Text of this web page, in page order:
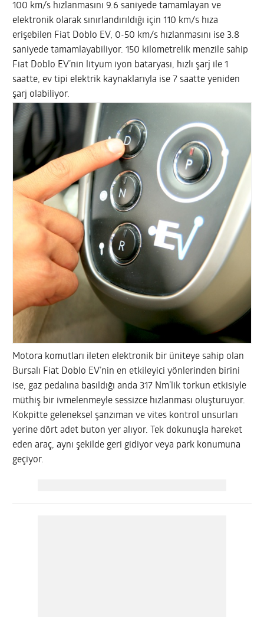
100 km/s hızlanmasını 9.6 saniyede tamamlayan ve
elektronik olarak sınırlandırıldığı için 110 km/s hıza
erişebilen Fiat Doblo EV, 0-50 km/s hızlanmasını ise 3.8
saniyede tamamlayabiliyor. 150 kilometrelik menzile sahip
Fiat Doblo EV’nin lityum iyon bataryası, hızlı şarj ile 1
saatte, ev tipi elektrik kaynaklarıyla ise 7 saatte yeniden
şarj olabiliyor.
Motora komutları ileten elektronik bir üniteye sahip olan
Bursalı Fiat Doblo EV’nin en etkileyici yönlerinden birini
ise, gaz pedalına basıldığı anda 317 Nm’lik torkun etkisiyle
müthiş bir ivmelenmeyle sessizce hızlanması oluşturuyor.
Kokpitte geleneksel şanzıman ve vites kontrol unsurları
yerine dört adet buton yer alıyor. Tek dokunuşla hareket
eden araç, aynı şekilde geri gidiyor veya park konumuna
geçiyor.